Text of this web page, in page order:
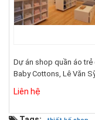
Dự án shop quần áo trẻ
Baby Cottons, Lê Văn
Liên hệ